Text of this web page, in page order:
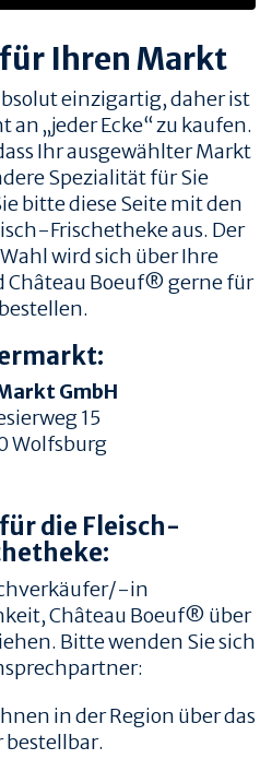
Ihren Markt
einzigartig, daher ist
„jeder Ecke“ zu kaufen.
Ihr ausgewählter Markt
Spezialität für Sie
bitte diese Seite mit den
Frischetheke aus. Der
wird sich über Ihre
Château Boeuf® gerne für
GmbH
15
Wolfsburg
die Fleisch-
in
Château Boeuf® über
Bitte wenden Sie sich
in der Region über das
bestellbar.
QUALITÄT &
RÜCKVERFOLGBARKEIT
ZUSCHNITTE
REZEPTE
REZEPTE
INFORMATION